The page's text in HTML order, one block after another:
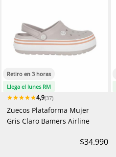
Retiro en 3 horas
Llega el lunes RM
4,9(37)
Zuecos Plataforma Mujer
Gris Claro Bamers Airline
$34.990